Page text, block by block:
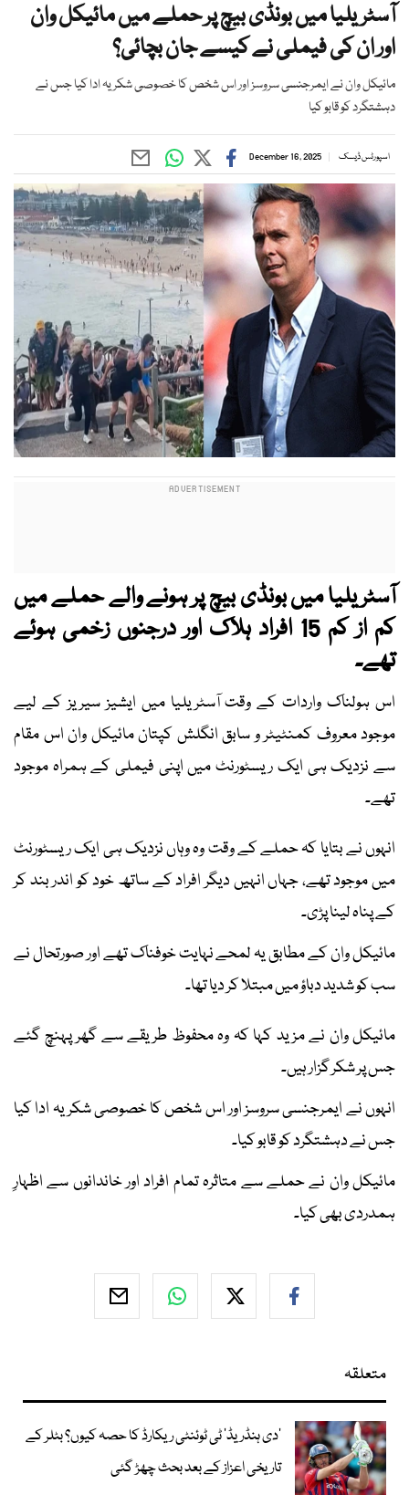
آسٹریلیا میں بونڈی بیچ پر حملے میں مائیکل وان
اور ان کی فیملی نے کیسے جان بچائی؟
مائیکل وان نے ایمرجنسی سروسز اور اس شخص کا خصوصی شکریہ ادا کیا جس نے
دہشتگرد کو قابو کیا
اسپورٹس ڈیسک December 16, 2025
آسٹریلیا میں بونڈی بیچ پر ہونے والے حملے میں
کم از کم 15 افراد ہلاک اور درجنوں زخمی ہوئے
تھے۔
اس ہولناک واردات کے وقت آسٹریلیا میں ایشیز سیریز کے لیے
موجود معروف کمنٹیٹر و سابق انگلش کپتان مائیکل وان اس مقام
سے نزدیک ہی ایک ریسٹورنٹ میں اپنی فیملی کے ہمراہ موجود
تھے۔
انہوں نے بتایا کہ حملے کے وقت وہ وہاں نزدیک ہی ایک ریسٹورنٹ
میں موجود تھے، جہاں انہیں دیگر افراد کے ساتھ خود کو اندر بند کر
کے پناہ لینا پڑی۔
مائیکل وان کے مطابق یہ لمحے نہایت خوفناک تھے اور صورتحال نے
سب کو شدید دباؤ میں مبتلا کر دیا تھا۔
مائیکل وان نے مزید کہا کہ وہ محفوظ طریقے سے گھر پہنچ گئے
جس پر شکر گزار ہیں۔
انہوں نے ایمرجنسی سروسز اور اس شخص کا خصوصی شکریہ ادا کیا
جس نے دہشتگرد کو قابو کیا۔
مائیکل وان نے حملے سے متاثرہ تمام افراد اور خاندانوں سے اظہارِ
ہمدردی بھی کیا۔
متعلقہ
’دی ہنڈریڈ‘ ٹی ٹوئنٹی ریکارڈ کا حصہ کیوں؟ بٹلر کے
تاریخی اعزاز کے بعد بحث چھڑ گئی